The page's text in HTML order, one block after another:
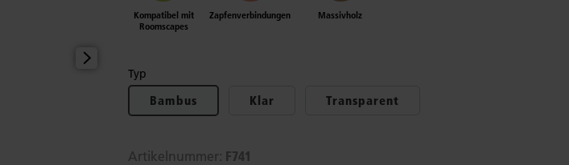
Kompatibel mit
Roomscapes
Zapfenverbindungen Massivholz
Typ
Bambus Klar Transparent
Artikelnummer: F741